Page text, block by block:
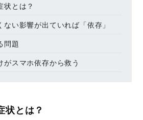
状とは？
ない影響が出ていれば「依存」
問題
がスマホ依存から救う
状とは？